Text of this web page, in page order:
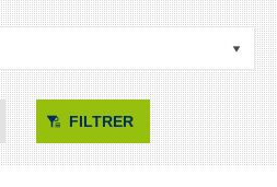
FILTRER